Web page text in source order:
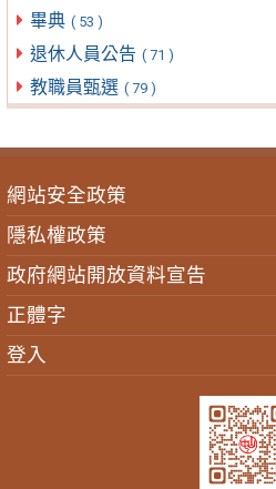
畢典 ( 53 )
退休人員公告 ( 71 )
教職員甄選 ( 79 )
網站安全政策
隱私權政策
政府網站開放資料宣告
正體字
登入